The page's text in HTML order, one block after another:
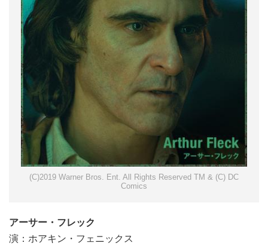
(C)2019 Warner Bros. Ent. All Rights Reserved TM & (C) DC
Comics
アーサー・フレック
演：ホアキン・フェニックス